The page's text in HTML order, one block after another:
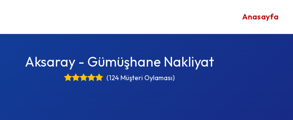
Anasayfa
Aksaray - Gümüşhane Nakliyat
(124 Müşteri Oylaması)